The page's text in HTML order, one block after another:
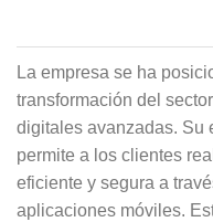
La empresa se ha
transformación del
digitales avanzadas. Su
permite a los clientes
eficiente y segura a
aplicaciones móviles.